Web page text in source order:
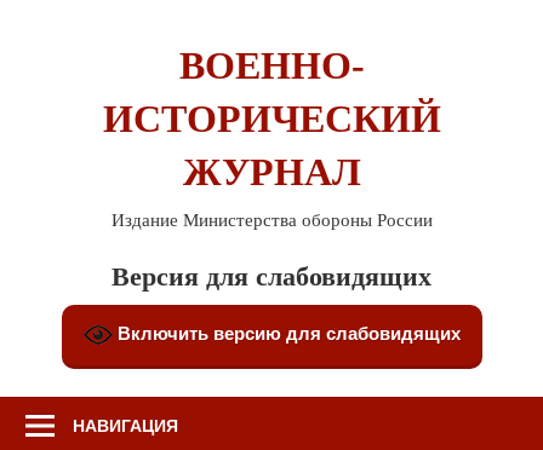
ВОЕННО-
ИСТОРИЧЕСКИЙ
ЖУРНАЛ
Издание Министерства обороны России
Версия для слабовидящих
Включить версию для слабовидящих
НАВИГАЦИЯ